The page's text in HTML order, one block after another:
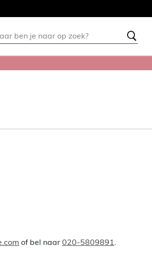
of bel naar 020-5809891